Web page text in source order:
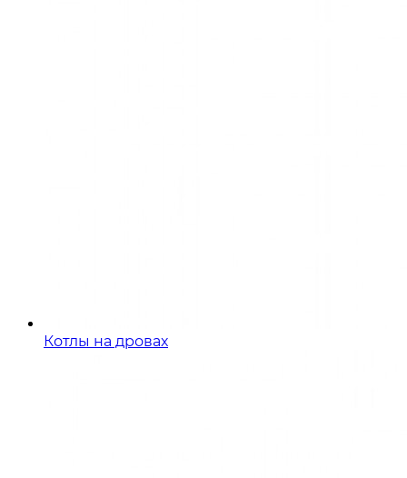
Котлы на дровах